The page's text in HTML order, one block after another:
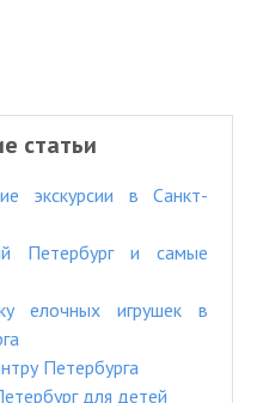
статьи
экскурсии в Санкт-
Петербург и самые
елочных игрушек в
Петербурга
для детей